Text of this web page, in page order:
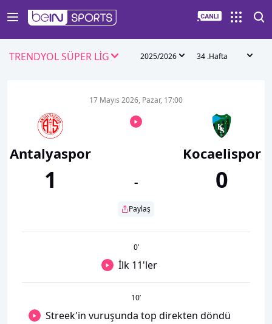
TRENDYOL SÜPER LİG 2025/2026 34 .Hafta
Antalyaspor
1
17 Mayıs 2026, Pazar, 17:00
-
Paylaş
Kocaelispor
0
0’
İlk 11'ler
10’
Streek'in vuruşunda top direkten döndü